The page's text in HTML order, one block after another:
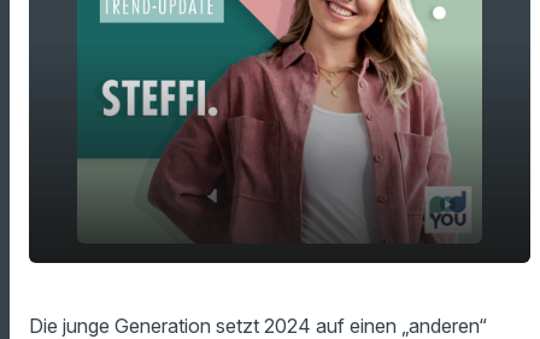
play_arrow
Die junge Generation setzt 2024 auf einen „anderen“